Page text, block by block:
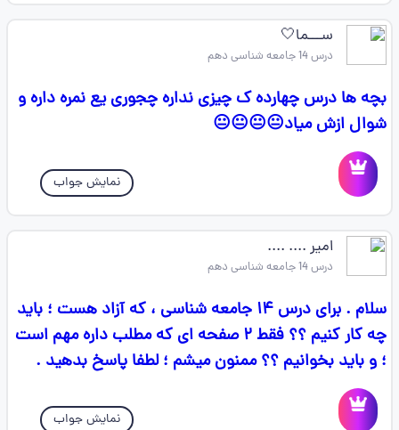
ســـما🤍
درس 14 جامعه شناسی دهم
بچه ها درس چهارده ک چیزی نداره چجوری یع نمره داره و
شوال ازش میاد😐😐😐😐
نمایش جواب
امیر .... ....
درس 14 جامعه شناسی دهم
سلام . برای درس ۱۴ جامعه شناسی ، که آزاد هست ؛ باید
چه کار کنیم ؟؟ فقط ۲ صفحه ای که مطلب داره مهم است
؛ و باید بخوانیم ؟؟ ممنون میشم ؛ لطفا پاسخ بدهید .
نمایش جواب